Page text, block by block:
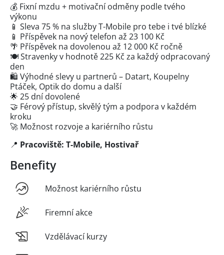
💰 Fixní mzdu + motivační odměny podle tvého
výkonu
📱 Sleva 75 % na služby T-Mobile pro tebe i tvé blízké
📱 Příspěvek na nový telefon až 23 100 Kč
🌴 Příspěvek na dovolenou až 12 000 Kč ročně
🍽️ Stravenky v hodnotě 225 Kč za každý odpracovaný
den
🛍️ Výhodné slevy u partnerů – Datart, Koupelny
Ptáček, Optik do domu a další
🌟 25 dní dovolené
🤝 Férový přístup, skvělý tým a podpora v každém
kroku
🚀 Možnost rozvoje a kariérního růstu
📍 Pracoviště: T-Mobile, Hostivař
Benefity
Možnost kariérního růstu
Firemní akce
Vzdělávací kurzy